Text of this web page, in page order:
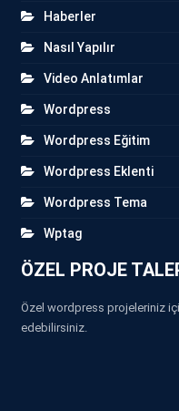
Haberler
Nasıl Yapılır
Video Anlatımlar
Wordpress
Wordpress Eğitim
Wordpress Eklenti
Wordpress Tema
Wptag
ÖZEL PROJE
Özel wordpress projeleriniz
edebilirsiniz.